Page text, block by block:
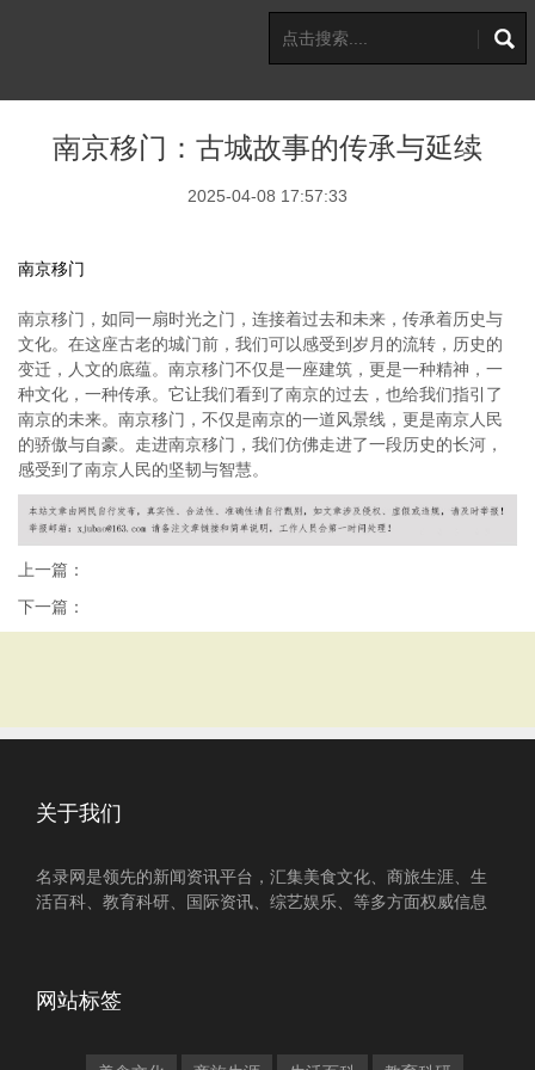
南京移门：古城故事的传承与延续
2025-04-08 17:57:33
南京移门
南京移门，如同一扇时光之门，连接着过去和未来，传承着历史与
文化。在这座古老的城门前，我们可以感受到岁月的流转，历史的
变迁，人文的底蕴。南京移门不仅是一座建筑，更是一种精神，一
种文化，一种传承。它让我们看到了南京的过去，也给我们指引了
南京的未来。南京移门，不仅是南京的一道风景线，更是南京人民
的骄傲与自豪。走进南京移门，我们仿佛走进了一段历史的长河，
感受到了南京人民的坚韧与智慧。
上一篇：
下一篇：
关于我们
名录网是领先的新闻资讯平台，汇集美食文化、商旅生涯、生
活百科、教育科研、国际资讯、综艺娱乐、等多方面权威信息
网站标签